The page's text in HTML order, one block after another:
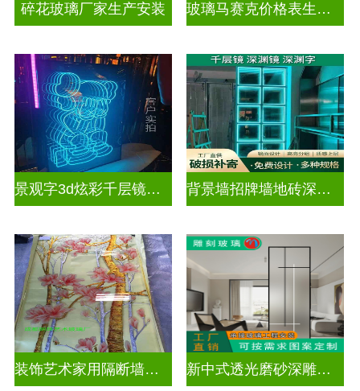
碎花玻璃厂家生产安装 玻璃马赛克价格表生产电话
景观字3d炫彩千层镜深渊镜 背景墙招牌墙地砖深渊镜千层镜
装饰艺术家用隔断墙深雕玻璃 新中式透光磨砂深雕玻璃